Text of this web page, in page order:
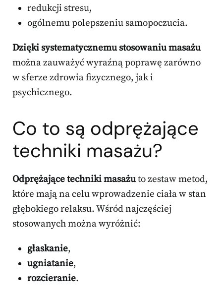
redukcji stresu,
ogólnemu polepszeniu samopoczucia.
Dzięki systematycznemu stosowaniu masażu
można zauważyć wyraźną poprawę zarówno
w sferze zdrowia fizycznego, jak i
psychicznego.
Co to są odprężające
techniki masażu?
Odprężające techniki masażuto zestaw metod,
które mają na celu wprowadzenie ciała w stan
głębokiego relaksu. Wśród najczęściej
stosowanych można wyróżnić:
głaskanie,
ugniatanie,
rozcieranie.